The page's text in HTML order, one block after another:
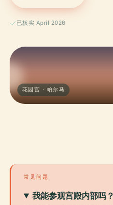
已核实 April 2026
花园宫 · 帕尔马
常见问题
我能参观宫殿内部吗？